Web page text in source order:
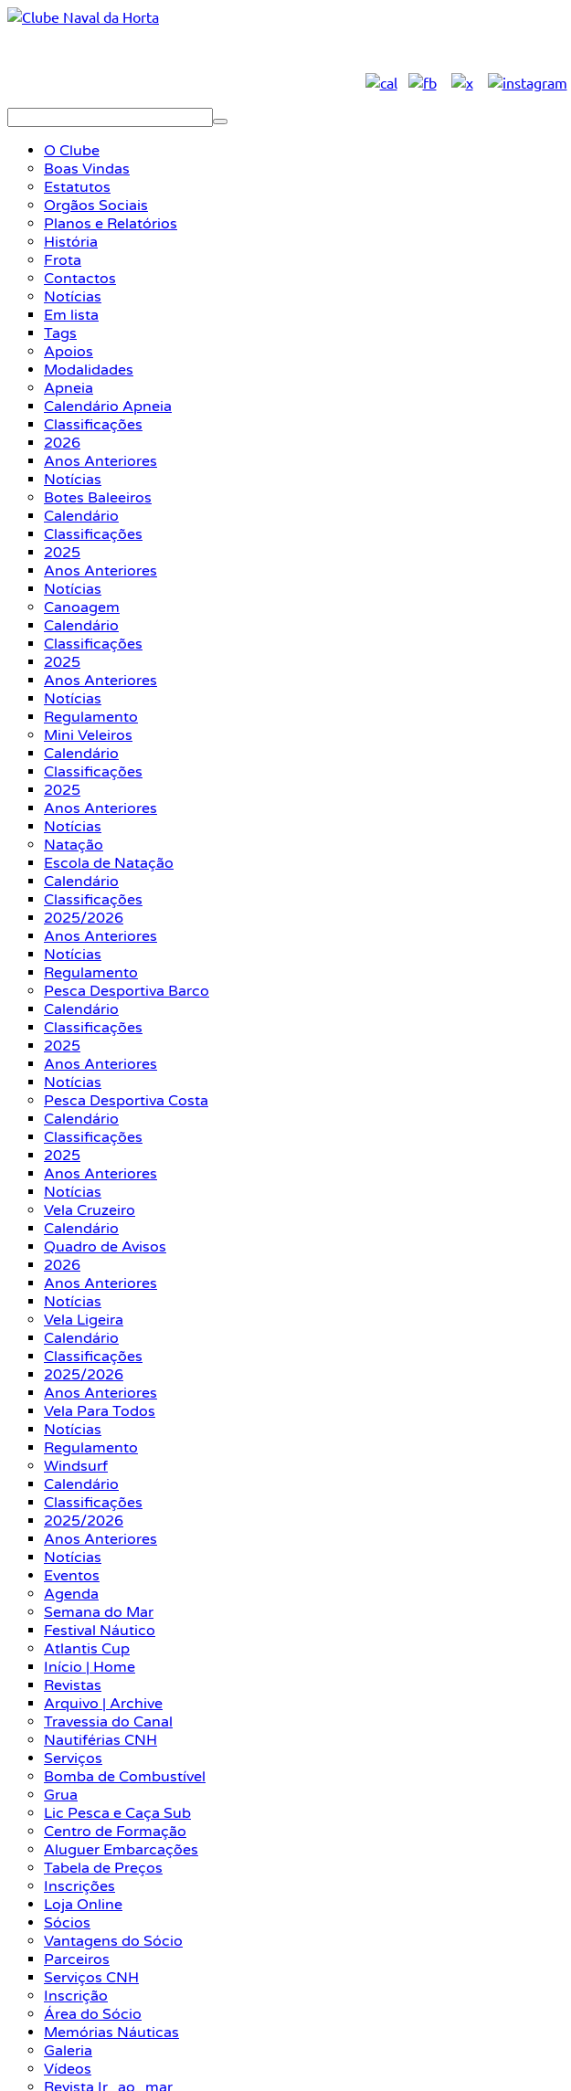
O Clube
Boas Vindas
Estatutos
Orgãos Sociais
Planos e Relatórios
História
Frota
Contactos
Notícias
Em lista
Tags
Apoios
Modalidades
Apneia
Calendário Apneia
Classificações
2026
Anos Anteriores
Notícias
Botes Baleeiros
Calendário
Classificações
2025
Anos Anteriores
Notícias
Canoagem
Calendário
Classificações
2025
Anos Anteriores
Notícias
Regulamento
Mini Veleiros
Calendário
Classificações
2025
Anos Anteriores
Notícias
Natação
Escola de Natação
Calendário
Classificações
2025/2026
Anos Anteriores
Notícias
Regulamento
Pesca Desportiva Barco
Calendário
Classificações
2025
Anos Anteriores
Notícias
Pesca Desportiva Costa
Calendário
Classificações
2025
Anos Anteriores
Notícias
Vela Cruzeiro
Calendário
Quadro de Avisos
2026
Anos Anteriores
Notícias
Vela Ligeira
Calendário
Classificações
2025/2026
Anos Anteriores
Vela Para Todos
Notícias
Regulamento
Windsurf
Calendário
Classificações
2025/2026
Anos Anteriores
Notícias
Eventos
Agenda
Semana do Mar
Festival Náutico
Atlantis Cup
Início | Home
Revistas
Arquivo | Archive
Travessia do Canal
Nautiférias CNH
Serviços
Bomba de Combustível
Grua
Lic Pesca e Caça Sub
Centro de Formação
Aluguer Embarcações
Tabela de Preços
Inscrições
Loja Online
Sócios
Vantagens do Sócio
Parceiros
Serviços CNH
Inscrição
Área do Sócio
Memórias Náuticas
Galeria
Vídeos
Revista Ir_ao_mar